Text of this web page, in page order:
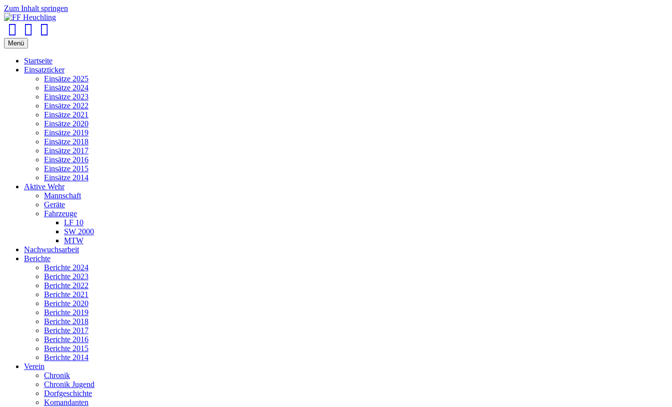
Zum Inhalt springen
Menü
Startseite
Einsatzticker
Einsätze 2025
Einsätze 2024
Einsätze 2023
Einsätze 2022
Einsätze 2021
Einsätze 2020
Einsätze 2019
Einsätze 2018
Einsätze 2017
Einsätze 2016
Einsätze 2015
Einsätze 2014
Aktive Wehr
Mannschaft
Geräte
Fahrzeuge
LF 10
SW 2000
MTW
Nachwuchsarbeit
Berichte
Berichte 2024
Berichte 2023
Berichte 2022
Berichte 2021
Berichte 2020
Berichte 2019
Berichte 2018
Berichte 2017
Berichte 2016
Berichte 2015
Berichte 2014
Verein
Chronik
Chronik Jugend
Dorfgeschichte
Komandanten